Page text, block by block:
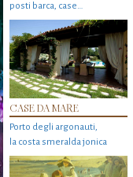
posti barca, case…
CASE DA MARE
Porto degli argonauti,
la costa smeralda jonica